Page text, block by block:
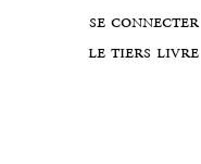
se connecter
le tiers livre